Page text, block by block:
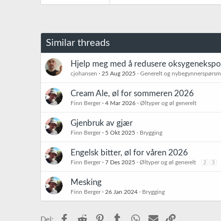
Similar threads
Hjelp meg med å redusere
cjohansen 25 Aug 2025 Generelt og
Cream Ale, øl for sommeren 2026
Finn Berger 4 Mar 2026 Øltyper og øl generelt
Gjenbruk av gjær
Finn Berger 5 Okt 2025 Brygging
Engelsk bitter, øl for våren 2026
Finn Berger 7 Des 2025 Øltyper og øl generelt 2 3
Mesking
Finn Berger 26 Jan 2024 Brygging
Del: Facebook
Reddit PinterestTumblr WhatsApp
E-post